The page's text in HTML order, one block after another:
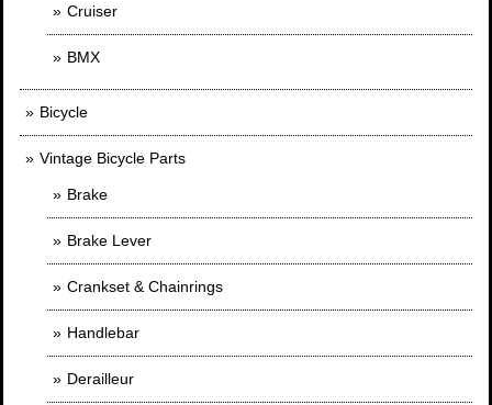
Cruiser
BMX
Bicycle
Vintage Bicycle Parts
Brake
Brake Lever
Crankset & Chainrings
Handlebar
Derailleur